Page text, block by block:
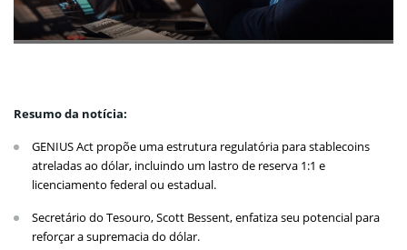
Resumo da notícia:
GENIUS Act propõe uma estrutura regulatória para stablecoins
atreladas ao dólar, incluindo um lastro de reserva 1:1 e
licenciamento federal ou estadual.
Secretário do Tesouro, Scott Bessent, enfatiza seu potencial para
reforçar a supremacia do dólar.